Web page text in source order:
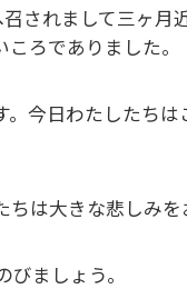
されまして三ヶ月
ろでありました。
今日わたしたち
は大きな悲しみを
ましょう。